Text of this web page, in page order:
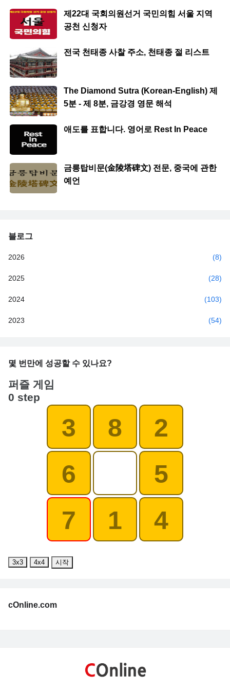
제22대 국회의원선거 국민의힘 서울 지역
공천 신청자
전국 천태종 사찰 주소, 천태종 절 리스트
The Diamond Sutra (Korean-English) 제
5분 - 제 8분, 금강경 영문 해석
애도를 표합니다. 영어로 Rest In Peace
금릉탑비문(金陵塔碑文) 전문, 중국에 관한
예언
블로그
2026 (8)
2025 (28)
2024 (103)
2023 (54)
몇 번만에 성공할 수 있나요?
퍼즐 게임
0 step
3 8
2
6
5
7
1 4
3x3 4x4 시작
cOnline.com